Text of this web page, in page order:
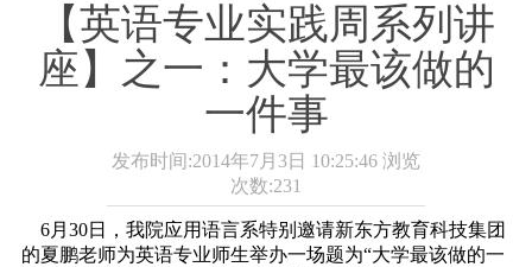
【英语专业实践周系列讲
座】之一：大学最该做的
一件事
发布时间:2014年7月3日 10:25:46 浏览
次数:231
6月30日，我院应用语言系特别邀请新东方教育科技集团
的夏鹏老师为英语专业师生举办一场题为“大学最该做的一